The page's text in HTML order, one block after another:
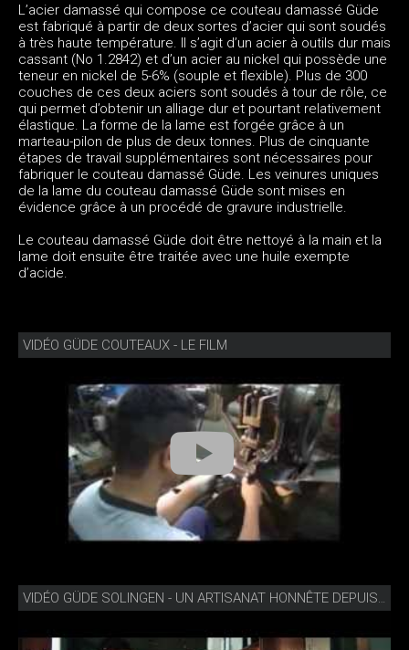
L’acier damassé qui compose ce couteau damassé Güde
est fabriqué à partir de deux sortes d’acier qui sont soudés
à très haute température. Il s’agit d’un acier à outils dur mais
cassant (No 1.2842) et d’un acier au nickel qui possède une
teneur en nickel de 5-6% (souple et flexible). Plus de 300
couches de ces deux aciers sont soudés à tour de rôle, ce
qui permet d’obtenir un alliage dur et pourtant relativement
élastique. La forme de la lame est forgée grâce à un
marteau-pilon de plus de deux tonnes. Plus de cinquante
étapes de travail supplémentaires sont nécessaires pour
fabriquer le couteau damassé Güde. Les veinures uniques
de la lame du couteau damassé Güde sont mises en
évidence grâce à un procédé de gravure industrielle.
Le couteau damassé Güde doit être nettoyé à la main et la
lame doit ensuite être traitée avec une huile exempte
d’acide.
VIDÉO GÜDE COUTEAUX - LE FILM
VIDÉO GÜDE SOLINGEN - UN ARTISANAT HONNÊTE DEPUIS 1910